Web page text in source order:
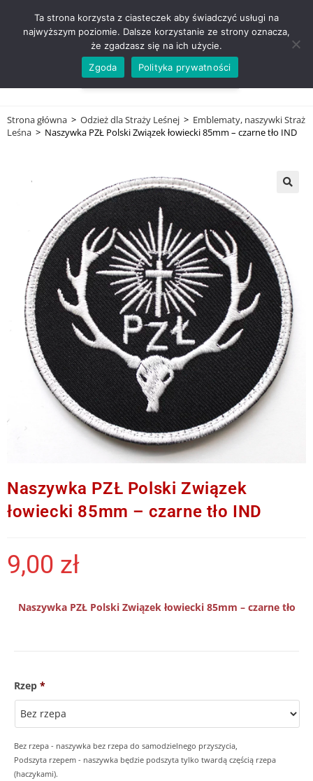
ZADZWOŃ TEL. 600 352 938
Strona główna > Odzież dla Straży Leśnej > Emblematy, naszywki Straż
Leśna > Naszywka PZŁ Polski Związek łowiecki 85mm – czarne tło IND
Naszywka PZŁ Polski Związek
łowiecki 85mm – czarne tło IND
9,00 zł
Naszywka PZŁ Polski Związek łowiecki 85mm – czarne tło
Rzep *
Bez rzepa - naszywka bez rzepa do samodzielnego przyszycia,
Podszyta rzepem - naszywka będzie podszyta tylko twardą częścią rzepa
(haczykami).
Ta strona korzysta z ciasteczek aby świadczyć usługi na
najwyższym poziomie. Dalsze korzystanie ze strony oznacza,
że zgadzasz się na ich użycie.
Zgoda
Polityka prywatności